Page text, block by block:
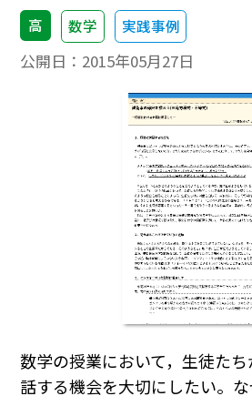
高 数学 実践事例
公開日： 2015年05月27日
数学の授業において，生徒た
話する機会を大切にしたい。